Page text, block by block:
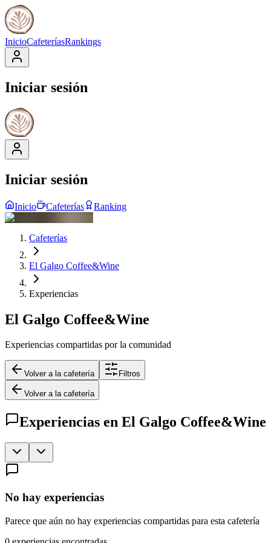
InicioCafeteríasRankings
Iniciar sesión
Iniciar sesión
Inicio Cafeterías Ranking
Cafeterías
El Galgo Coffee&Wine
Experiencias
El Galgo Coffee&Wine
Experiencias compartidas por la comunidad
Volver a la cafetería Filtros
Volver a la cafetería
Experiencias en El Galgo Coffee&Wine
No hay experiencias
Parece que aún no hay experiencias compartidas para esta cafetería